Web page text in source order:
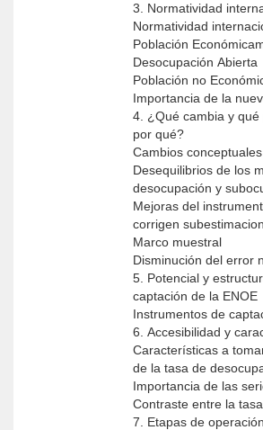
3. Normatividad
Normatividad
Población
Desocupación Abierta
Población no
Importancia de la
4. ¿Qué cambia y
por qué?
Cambios
Desequilibrios de los
desocupación y
Mejoras del
corrigen
Marco muestral
Disminución del error
5. Potencial y
captación de la ENOE
Instrumentos de
6. Accesibilidad y
Características a
de la tasa de
Importancia de las
Contraste entre la
7. Etapas de